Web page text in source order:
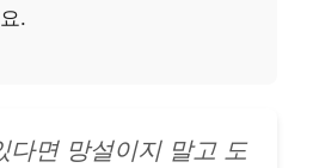
.
다면 망설이지 말고 도